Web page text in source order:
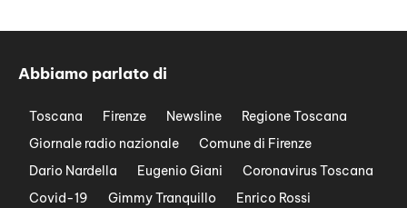
Abbiamo parlato di
Toscana Firenze Newsline
Regione Toscana
Giornale radio nazionale
Comune di Firenze
Dario Nardella
Eugenio Giani
Coronavirus Toscana
Covid-19
Gimmy Tranquillo
Enrico Rossi